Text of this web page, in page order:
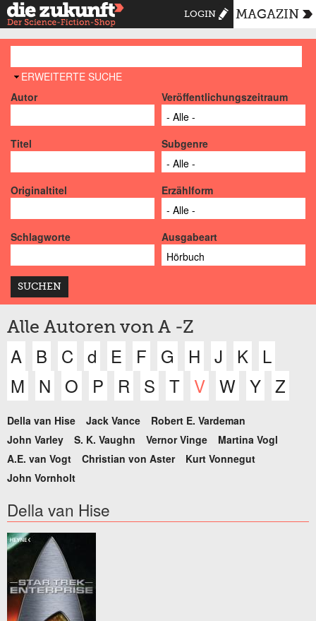
LOGIN MAGAZIN
AUSBLENDEN
ERWEITERTE SUCHE
Autor
Veröffentlichungszeitraum
Titel Subgenre
Originaltitel Erzählform
Schlagworte Ausgabeart
Alle Autoren von A -Z
A B C d E F G H J K
L
M
N O P R S T V W Y Z
Della van Hise Jack Vance
Robert E. Vardeman
John Varley
S. K. Vaughn Vernor Vinge
Martina Vogl
A.E. van Vogt
Christian von Aster
Kurt Vonnegut
John Vornholt
Della van Hise